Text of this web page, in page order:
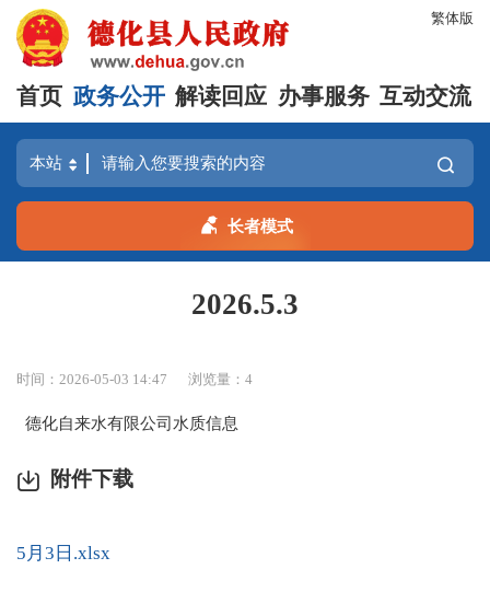
繁体版
首页 政务公开 解读回应 办事服务 互动交流
长者模式
2026.5.3
时间：2026-05-03 14:47 浏览量：4
德化自来水有限公司水质信息
附件下载
5月3日.xlsx